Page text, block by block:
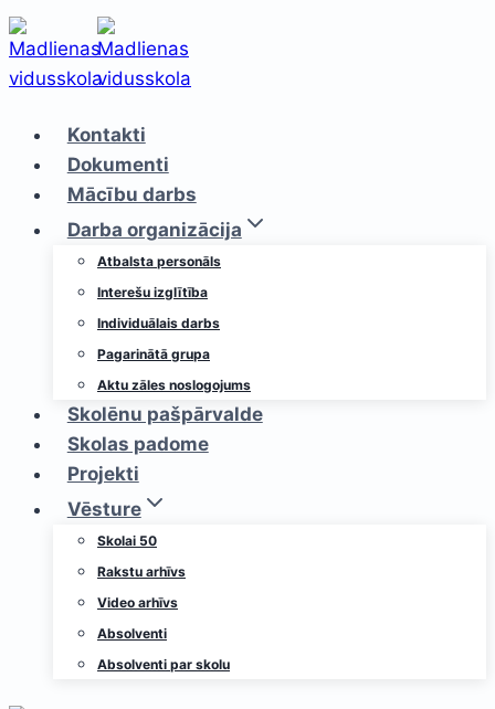
Skip
to
content
Kontakti
Dokumenti
Mācību darbs
Darba organizācija
Atbalsta personāls
Interešu izglītība
Individuālais darbs
Pagarinātā grupa
Aktu zāles noslogojums
Skolēnu pašpārvalde
Skolas padome
Projekti
Vēsture
Skolai 50
Rakstu arhīvs
Video arhīvs
Absolventi
Absolventi par skolu